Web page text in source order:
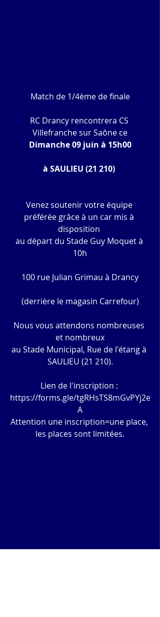
Match de 1/4ème de finale
RC Drancy rencontrera CS
Villefranche sur Saône ce
Dimanche 09 juin à 15h00
à SAULIEU (21 210)
Venez soutenir votre équipe
préférée grâce à un car mis à
disposition
au départ du Stade Guy Moquet à
10h
100 rue Julian Grimau à Drancy
(derrière le magasin Carrefour)
Nous vous attendons nombreuses
et nombreux
au Stade Municipal, Rue de l'étang à
SAULIEU (21 210).
Lien de l'inscription :
https://forms.gle/tgRHsTS8mGvPYj2e
A
Attention une inscription=une place,
les places sont limitées.